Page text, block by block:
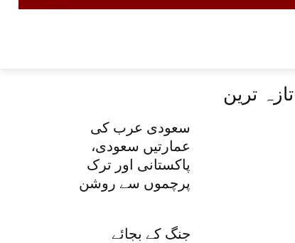
تازہ ترین
سعودی عرب کی
عمارتیں سعودی،
پاکستانی اور ترک
پرچموں سے روشن
جنگ کے بجائے